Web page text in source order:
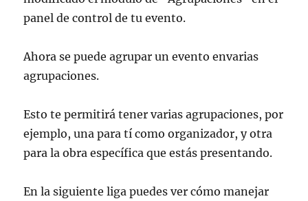
panel de control de tu evento.
Ahora se puede agrupar un evento envarias
agrupaciones.
Esto te permitirá tener varias agrupaciones, por
ejemplo, una para tí como organizador, y otra
para la obra específica que estás presentando.
En la siguiente liga puedes ver cómo manejar